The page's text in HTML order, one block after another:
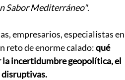
Sabor Mediterráneo".
empresarios, especialistas en
reto de enorme calado: qué
incertidumbre geopolítica, el
disruptivas.